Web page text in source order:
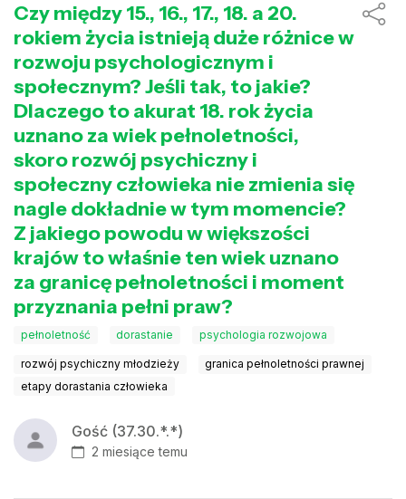
Czy między 15., 16., 17., 18. a 20.
rokiem życia istnieją duże różnice w
rozwoju psychologicznym i
społecznym? Jeśli tak, to jakie?
Dlaczego to akurat 18. rok życia
uznano za wiek pełnoletności,
skoro rozwój psychiczny i
społeczny człowieka nie zmienia się
nagle dokładnie w tym momencie?
Z jakiego powodu w większości
krajów to właśnie ten wiek uznano
za granicę pełnoletności i moment
przyznania pełni praw?
pełnoletność dorastanie psychologia rozwojowa
rozwój psychiczny młodzieży
granica pełnoletności prawnej
etapy dorastania człowieka
Gość (37.30.*.*)
2 miesiące temu